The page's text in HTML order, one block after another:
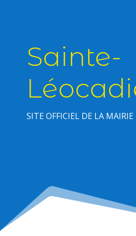
Sainte-
SITE OFFICIEL DE LA MAIRIE